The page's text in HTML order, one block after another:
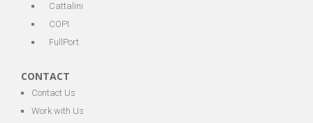
Cattalini
COPI
FullPort
CONTACT
Contact Us
Work with Us